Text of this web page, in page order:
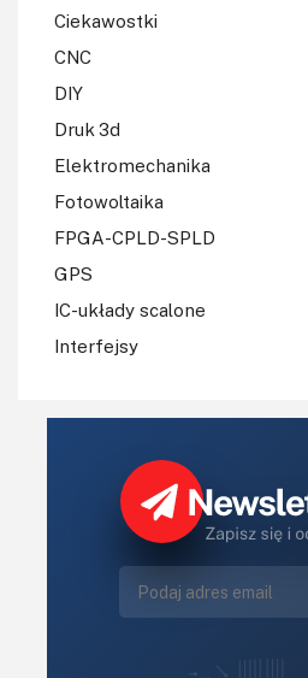
Ciekawostki
CNC
DIY
Druk 3d
Elektromechanika
Fotowoltaika
FPGA-CPLD-SPLD
GPS
IC-układy scalone
Interfejsy
Konkursy
LED/LCD/OLED
Mechatronika
Mikrokontrolery (MCV,μC)